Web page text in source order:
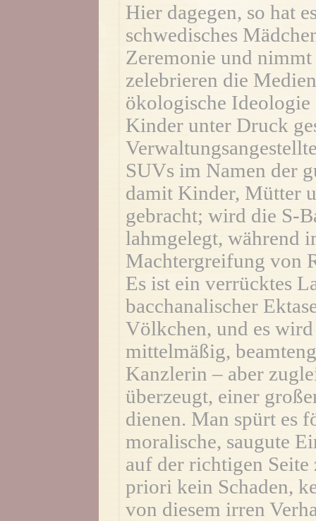
Hier dagegen, so hat
schwedisches
Zeremonie und
zelebrieren die
ökologische Ideologie
Kinder unter Druck
SUVs im Namen der
damit Kinder, Mütter
gebracht; wird die S-
lahmgelegt, während
Machtergreifung von
Es ist ein verrücktes
bacchanalischer
Völkchen, und es
mittelmäßig,
Kanzlerin – aber
überzeugt, einer
dienen. Man spürt es
moralische, saugute
auf der richtigen Seite
priori kein Schaden,
von diesem irren